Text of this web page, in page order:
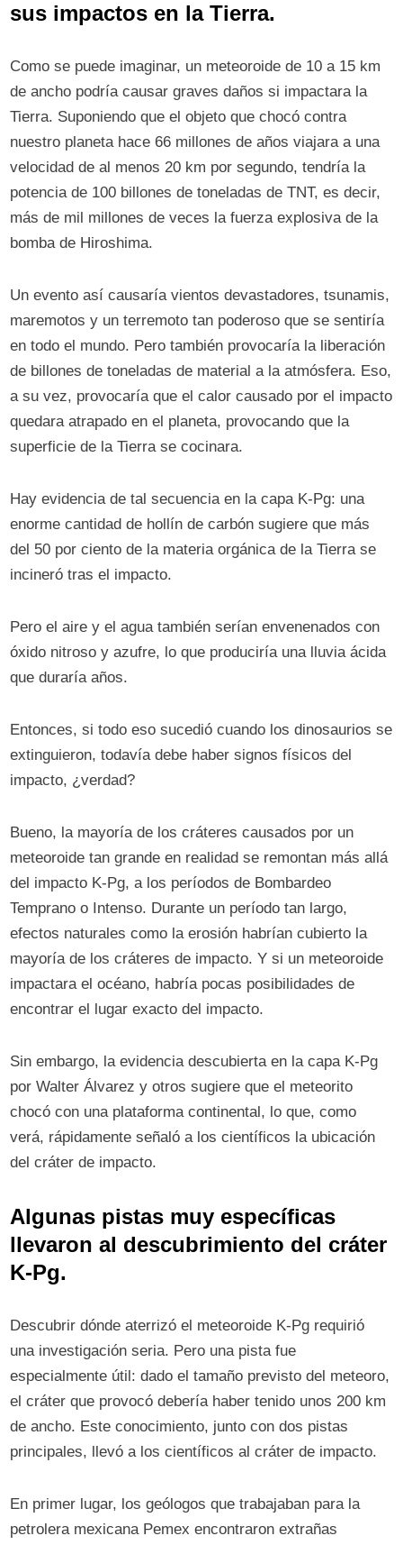
sus impactos en la Tierra.
Como se puede imaginar, un meteoroide de 10 a 15 km
de ancho podría causar graves daños si impactara la
Tierra. Suponiendo que el objeto que chocó contra
nuestro planeta hace 66 millones de años viajara a una
velocidad de al menos 20 km por segundo, tendría la
potencia de 100 billones de toneladas de TNT, es decir,
más de mil millones de veces la fuerza explosiva de la
bomba de Hiroshima.
Un evento así causaría vientos devastadores, tsunamis,
maremotos y un terremoto tan poderoso que se sentiría
en todo el mundo. Pero también provocaría la liberación
de billones de toneladas de material a la atmósfera. Eso,
a su vez, provocaría que el calor causado por el impacto
quedara atrapado en el planeta, provocando que la
superficie de la Tierra se cocinara.
Hay evidencia de tal secuencia en la capa K-Pg: una
enorme cantidad de hollín de carbón sugiere que más
del 50 por ciento de la materia orgánica de la Tierra se
incineró tras el impacto.
Pero el aire y el agua también serían envenenados con
óxido nitroso y azufre, lo que produciría una lluvia ácida
que duraría años.
Entonces, si todo eso sucedió cuando los dinosaurios se
extinguieron, todavía debe haber signos físicos del
impacto, ¿verdad?
Bueno, la mayoría de los cráteres causados ​​por un
meteoroide tan grande en realidad se remontan más allá
del impacto K-Pg, a los períodos de Bombardeo
Temprano o Intenso. Durante un período tan largo,
efectos naturales como la erosión habrían cubierto la
mayoría de los cráteres de impacto. Y si un meteoroide
impactara el océano, habría pocas posibilidades de
encontrar el lugar exacto del impacto.
Sin embargo, la evidencia descubierta en la capa K-Pg
por Walter Álvarez y otros sugiere que el meteorito
chocó con una plataforma continental, lo que, como
verá, rápidamente señaló a los científicos la ubicación
del cráter de impacto.
Algunas pistas muy específicas
llevaron al descubrimiento del cráter
K-Pg.
Descubrir dónde aterrizó el meteoroide K-Pg requirió
una investigación seria. Pero una pista fue
especialmente útil: dado el tamaño previsto del meteoro,
el cráter que provocó debería haber tenido unos 200 km
de ancho. Este conocimiento, junto con dos pistas
principales, llevó a los científicos al cráter de impacto.
En primer lugar, los geólogos que trabajaban para la
petrolera mexicana Pemex encontraron extrañas